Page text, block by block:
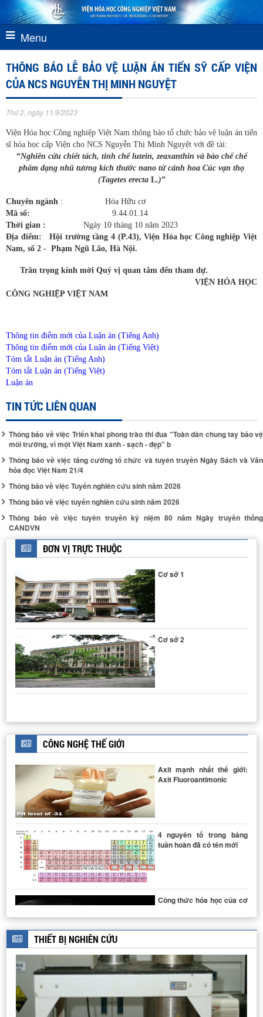
Menu
THÔNG BÁO LỄ BẢO VỆ LUẬN ÁN TIẾN SỸ CẤP VIỆN
CỦA NCS NGUYỄN THỊ MINH NGUYỆT
Thứ 2, ngày 11/9/2023
Viện Hóa học Công nghiệp Việt Nam thông báo tổ chức bảo vệ luận án tiến
sĩ hóa học cấp Viện cho NCS Nguyễn Thị Minh Nguyệt với đề tài:
“Nghiên cứu chiết tách, tinh chế lutein, zeaxanthin và bào chế chế
phẩm dạng nhũ tương kích thước nano từ cánh hoa Cúc vạn thọ
(Tagetes erecta L.)”
Chuyên ngành : Hóa Hữu cơ
Mã số: 9.44.01.14
Thời gian : Ngày 10 tháng 10 năm 2023
Địa điểm: Hội trường tầng 4 (P.43), Viện Hóa học Công nghiệp Việt
Nam, số 2 - Phạm Ngũ Lão, Hà Nội.
Trân trọng kính mời Quý vị quan tâm đến tham dự.
VIỆN HÓA HỌC
CÔNG NGHIỆP VIỆT NAM
Thông tin điểm mới của Luận án (Tiếng Anh)
Thông tin điểm mới của Luận án (Tiếng Việt)
Tóm tắt Luận án (Tiếng Anh)
Tóm tắt Luận án (Tiếng Việt)
Luận án
TIN TỨC LIÊN QUAN
Thông báo về việc Triển khai phong trào thi đua "Toàn dân chung tay bảo vệ
môi trường, vì một Việt Nam xanh - sạch - đẹp" b
Thông báo về việc tăng cường tổ chức và tuyên truyền Ngày Sách và Văn
hóa đọc Việt Nam 21/4
Thông báo về việc Tuyển nghiên cứu sinh năm 2026
Thông báo về việc tuyển nghiên cứu sinh năm 2026
Thông báo về việc tuyên truyền kỷ niệm 80 năm Ngày truyền thống
CANDVN
ĐƠN VỊ TRỰC THUỘC
Cơ sở 1
Cơ sở 2
CÔNG NGHỆ THẾ GIỚI
Axit mạnh nhất thế giới:
Axit Fluoroantimonic
4 nguyên tố trong bảng
tuần hoàn đã có tên mới
Công thức hóa học của cơ
nào?
THIẾT BỊ NGHIÊN CỨU
HỆ THIẾT BỊ PHẢN ỨNG BAP HA
THIẾT BỊ ĐẲNG NHIỆT HẤP PHỤ - GIẢI HẤP PHỤ N2
THIẾT BỊ ĐO NHIỄU XẠ TIA X
HỆ THIẾT BỊ CHƯNG CẤT DẦU THÔ
LÒ NUNG
DÂY CHUYỀN SẢN XUẤT THUỐC TUYỂN